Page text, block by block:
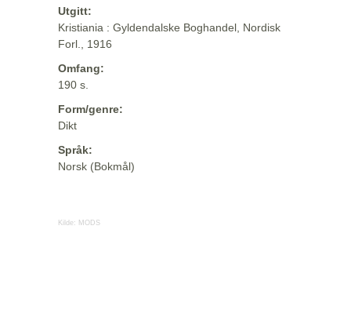
Utgitt:
Kristiania : Gyldendalske Boghandel, Nordisk
Forl., 1916
Omfang:
190 s.
Form/genre:
Dikt
Språk:
Norsk (Bokmål)
Kilde: MODS